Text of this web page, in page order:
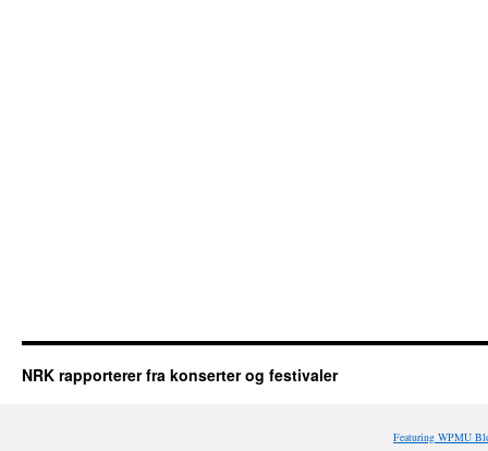
NRK rapporterer fra konserter og festivaler
Featuring WPMU